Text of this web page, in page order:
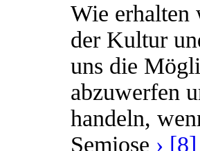
Wie erhalten
der Kultur
uns die
abzuwerfen
handeln,
Semiose › [8]